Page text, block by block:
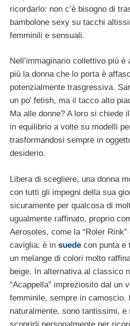
ricordarlo: non c’è bisogno di
bambolone sexy su tacchi
femminili e sensuali.
Nell’immaginario collettivo più
più la donna che lo porta è
potenzialmente trasgressiva.
un po’ fetish, ma il tacco alto
Ma alle donne? A loro si chiede
in equilibrio a volte su modelli
trasformandosi sempre in
desiderio.
Libera di scegliere, una donna
con tutti gli impegni della sua
sicuramente per qualcosa di
ugualmente raffinato, proprio
Aerosoles, come la “Roler
caviglia: è in suede con punta e
un melange di colori molto
beige. In alternativa al classico
“Acappella” impreziosito dal un
femminile, sempre in camoscio.
naturalmente, sono tantissimi,